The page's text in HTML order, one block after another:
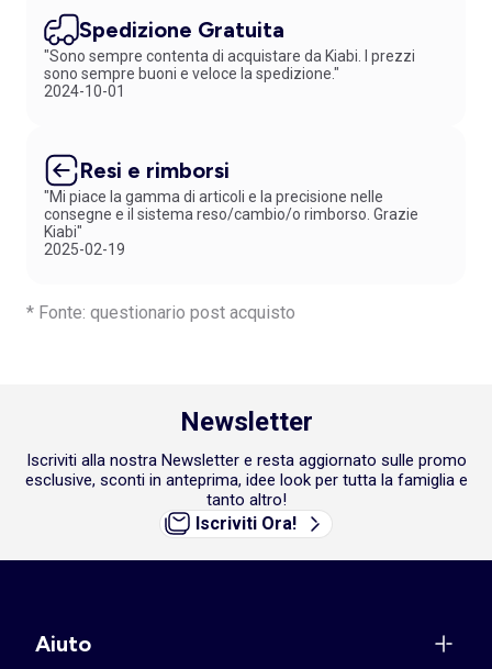
Spedizione Gratuita
"Sono sempre contenta di acquistare da Kiabi. I prezzi
sono sempre buoni e veloce la spedizione."
2024-10-01
Resi e rimborsi
"Mi piace la gamma di articoli e la precisione nelle
consegne e il sistema reso/cambio/o rimborso. Grazie
Kiabi"
2025-02-19
* Fonte: questionario post acquisto
Newsletter
Iscriviti alla nostra Newsletter e resta aggiornato sulle promo
esclusive, sconti in anteprima, idee look per tutta la famiglia e
tanto altro!
Iscriviti Ora!
Aiuto